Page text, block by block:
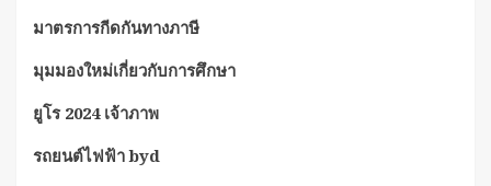
มาตรการกีดกันทางภาษี
มุมมองใหม่เกี่ยวกับการศึกษา
ยูโร 2024 เจ้าภาพ
รถยนต์ไฟฟ้า byd